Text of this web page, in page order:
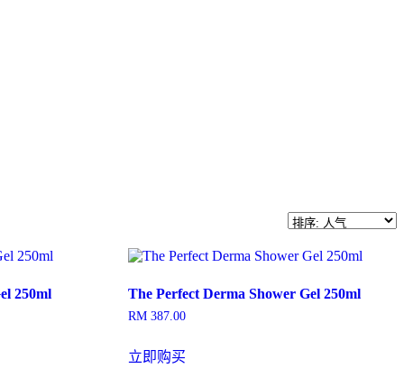
250ml The Perfect Derma Shower Gel 250ml
RM387.00
立即购买